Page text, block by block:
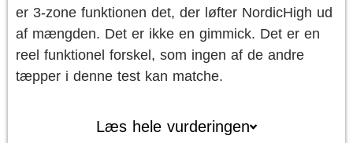
er 3-zone funktionen det, der løfter NordicHigh ud
af mængden. Det er ikke en gimmick. Det er en
reel funktionel forskel, som ingen af de andre
tæpper i denne test kan matche.
Læs hele vurderingen